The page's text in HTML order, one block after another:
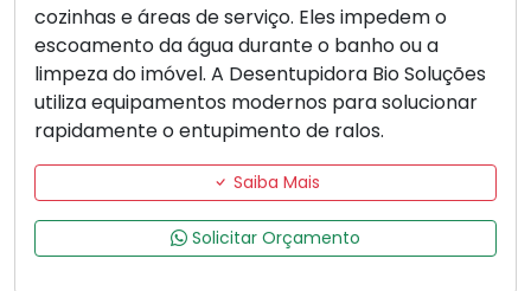
cozinhas e áreas de serviço. Eles impedem o
escoamento da água durante o banho ou a
limpeza do imóvel. A Desentupidora Bio Soluções
utiliza equipamentos modernos para solucionar
rapidamente o entupimento de ralos.
Saiba Mais
Solicitar Orçamento